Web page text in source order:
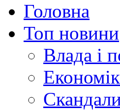
Головна
Топ новини
Влада і